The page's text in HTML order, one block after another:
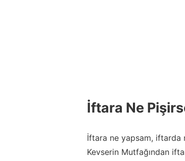
İftara Ne
İftara ne yapsam, iftarda
Kevserin Mutfağından